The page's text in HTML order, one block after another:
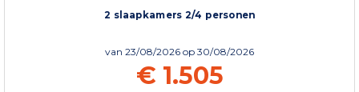
2 slaapkamers 2/4 personen
van 23/08/2026 op 30/08/2026
€ 1.505